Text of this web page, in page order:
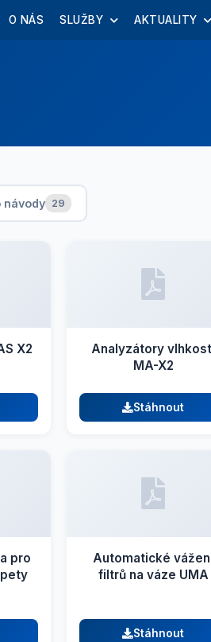
O NÁS SLUŽBY AKTUALITY
návody 29
X2
Analyzátory
MA-X2
Stáhnout
pro
Automatické
filtrů na váze UMA
Stáhnout